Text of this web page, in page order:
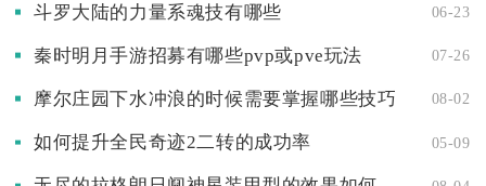
斗罗大陆的力量系魂技有哪些 06-23
秦时明月手游招募有哪些pvp或pve玩法 07-26
摩尔庄园下水冲浪的时候需要掌握哪些技巧 08-02
如何提升全民奇迹2二转的成功率 05-09